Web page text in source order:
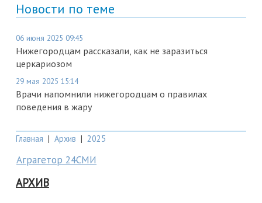
Новости по теме
06 июня 2025 09:45
Нижегородцам рассказали, как не заразиться
церкариозом
29 мая 2025 15:14
Врачи напомнили нижегородцам о правилах
поведения в жару
Главная | Архив | 2025
Аграгетор 24СМИ
АРХИВ